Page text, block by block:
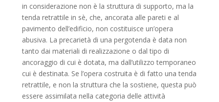
in considerazione non è la struttura di supporto, ma la
tenda retrattile in sè, che, ancorata alle pareti e al
pavimento dell’edificio, non costituisce un’opera
abusiva. La precarietà di una pergotenda è data non
tanto dai materiali di realizzazione o dal tipo di
ancoraggio di cui è dotata, ma dall’utilizzo temporaneo
cui è destinata. Se l’opera costruita è di fatto una tenda
retrattile, e non la struttura che la sostiene, questa può
essere assimilata nella categoria delle attività